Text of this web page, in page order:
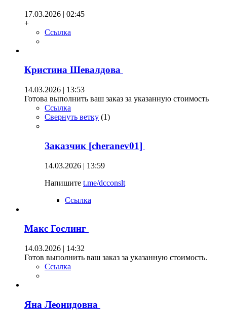
17.03.2026 | 02:45
+
Ссылка
Кристина Шевалдова
14.03.2026 | 13:53
Готова выполнить ваш заказ за указанную стоимость
Ссылка
Свернуть ветку (1)
Заказчик [cheranev01]
14.03.2026 | 13:59
Напишите t.me/dcconslt
Ссылка
Макс Гослинг
14.03.2026 | 14:32
Готов выполнить ваш заказ за указанную стоимость.
Ссылка
Яна Леонидовна